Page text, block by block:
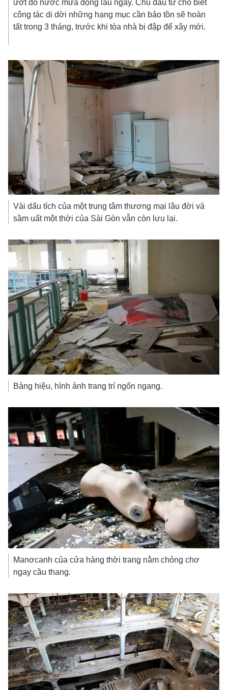
ướt do nước mưa đọng lâu ngày. Chủ đầu tư cho biết
công tác di dời những hạng mục cần bảo tồn sẽ hoàn
tất trong 3 tháng, trước khi tòa nhà bị đập để xây mới.
Vài dấu tích của một trung tâm thương mại lâu đời và
sầm uất một thời của Sài Gòn vẫn còn lưu lại.
Bảng hiệu, hình ảnh trang trí ngổn ngang.
Manơcanh của cửa hàng thời trang nằm chỏng chơ
ngay cầu thang.